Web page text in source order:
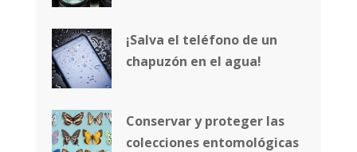
¡Salva el teléfono de un
chapuzón en el agua!
Conservar y proteger las
colecciones entomológicas